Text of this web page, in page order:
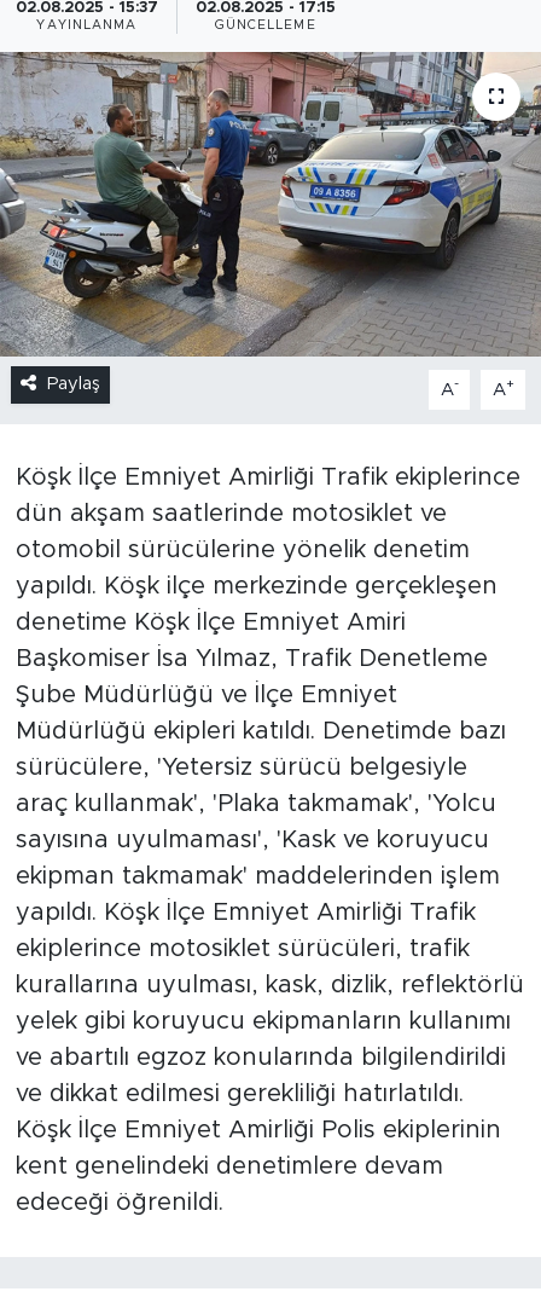
02.08.2025 - 15:37
YAYINLANMA
02.08.2025 - 17:15
GÜNCELLEME
Paylaş A- A+
Köşk İlçe Emniyet Amirliği Trafik ekiplerince
dün akşam saatlerinde motosiklet ve
otomobil sürücülerine yönelik denetim
yapıldı. Köşk ilçe merkezinde gerçekleşen
denetime Köşk İlçe Emniyet Amiri
Başkomiser İsa Yılmaz, Trafik Denetleme
Şube Müdürlüğü ve İlçe Emniyet
Müdürlüğü ekipleri katıldı. Denetimde bazı
sürücülere, 'Yetersiz sürücü belgesiyle
araç kullanmak', 'Plaka takmamak', 'Yolcu
sayısına uyulmaması', 'Kask ve koruyucu
ekipman takmamak' maddelerinden işlem
yapıldı. Köşk İlçe Emniyet Amirliği Trafik
ekiplerince motosiklet sürücüleri, trafik
kurallarına uyulması, kask, dizlik, reflektörlü
yelek gibi koruyucu ekipmanların kullanımı
ve abartılı egzoz konularında bilgilendirildi
ve dikkat edilmesi gerekliliği hatırlatıldı.
Köşk İlçe Emniyet Amirliği Polis ekiplerinin
kent genelindeki denetimlere devam
edeceği öğrenildi.